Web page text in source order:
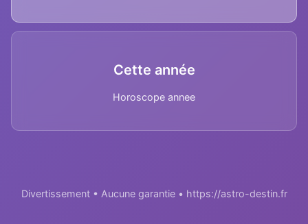
Cette année
Horoscope annee
Divertissement • Aucune garantie • https://astro-destin.fr